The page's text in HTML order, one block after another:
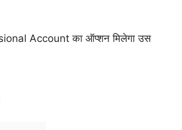
Account का ऑप्शन मिलेगा उस